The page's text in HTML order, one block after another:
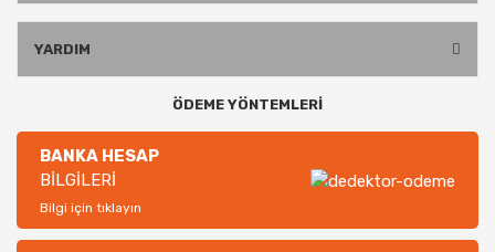
YARDIM
ÖDEME YÖNTEMLERİ
BANKA HESAP
BİLGİLERİ
Bilgi için tıklayın